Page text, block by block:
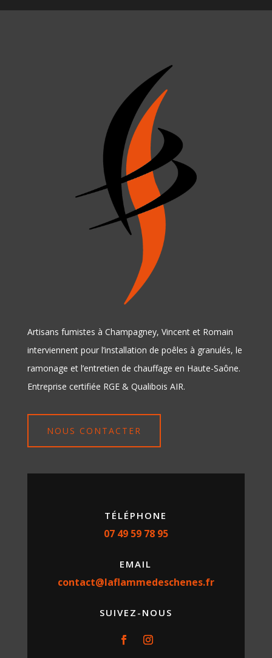
Artisans fumistes à Champagney, Vincent et Romain
interviennent pour l’installation de poêles à granulés, le
ramonage et l’entretien de chauffage en Haute-Saône.
Entreprise certifiée RGE & Qualibois AIR.
NOUS CONTACTER
TÉLÉPHONE
07 49 59 78 95
EMAIL
contact@laflammedeschenes.fr
SUIVEZ-NOUS